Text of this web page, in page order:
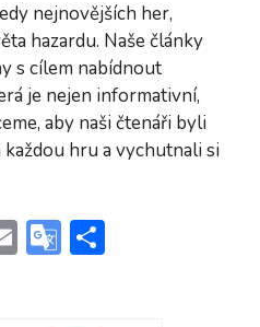
nejnovějších her,
hazardu. Naše články
s cílem nabídnout
je nejen informativní,
aby naši čtenáři byli
hru a vychutnali si
E G